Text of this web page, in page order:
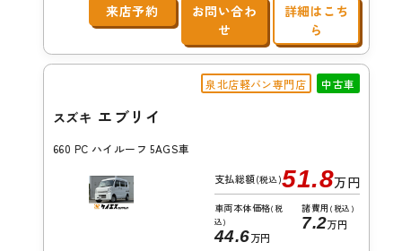
来店予約
お問い合わ
せ
詳細はこち
ら
泉北店軽バン専門店 中古車
スズキ エブリイ
660 PC ハイルーフ 5AGS車
支払総額(税込)51.8万円
車両本体価格(税
込)
44.6万円
諸費用 (税込)
7.2万円